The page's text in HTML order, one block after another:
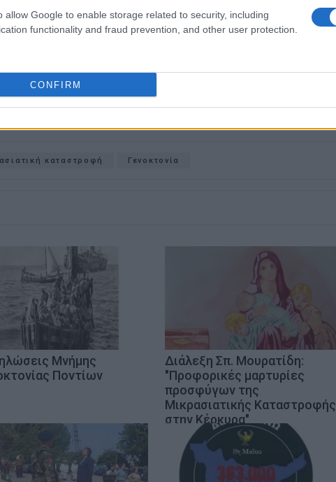
allow Google to enable storage related to security, including
functionality and fraud prevention, and other user protection.
CONFIRM
της αδράνειας και της σιωπής.»
Facebook
καταστροφή Γενοκτονία
Μνήμης
Ποντίων
Διάλεξη Σπ. Μουρατίδη:
"Προφορικές μαρτυρίες
προσφύγων της
Μικρασιατικής Καταστροφής
στην Κέρκυρα"